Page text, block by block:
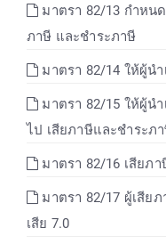
มาตรา 82/13 กำหน
ภาษี และชำระภาษี
มาตรา 82/14 ให้ผู้น
มาตรา 82/15 ให้ผู้น
ไป เสียภาษีและชำระภ
มาตรา 82/16 เสียภ
มาตรา 82/17 ผู้เสีย
เสีย 7.0